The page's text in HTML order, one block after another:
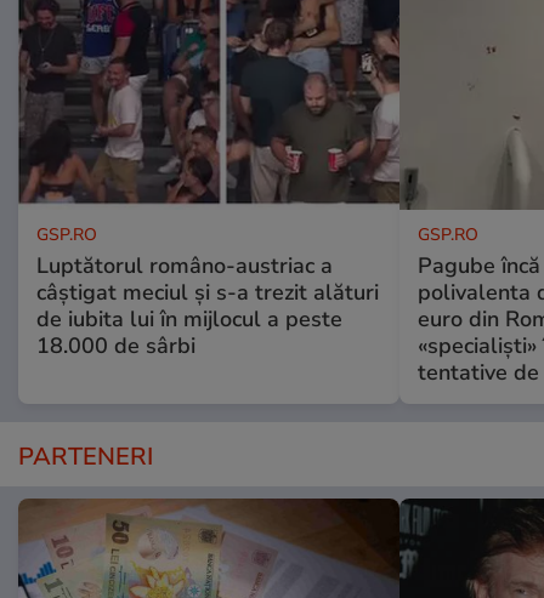
GSP.RO
Luptătorul româno-austriac a
câștigat meciul și s-a trezit alături
de iubita lui în mijlocul a peste
18.000 de sârbi
GSP.RO
Pagube
polivalenta
euro din
tentative de
PARTENERI